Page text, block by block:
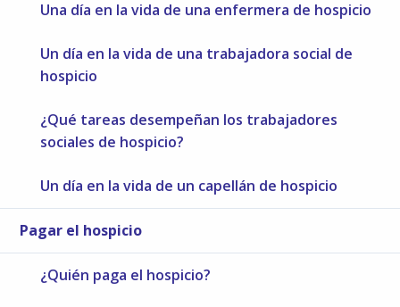
Una día en la vida de una enfermera de hospicio
Un día en la vida de una trabajadora social de
hospicio
¿Qué tareas desempeñan los trabajadores
sociales de hospicio?
Un día en la vida de un capellán de hospicio
Pagar el hospicio
¿Quién paga el hospicio?